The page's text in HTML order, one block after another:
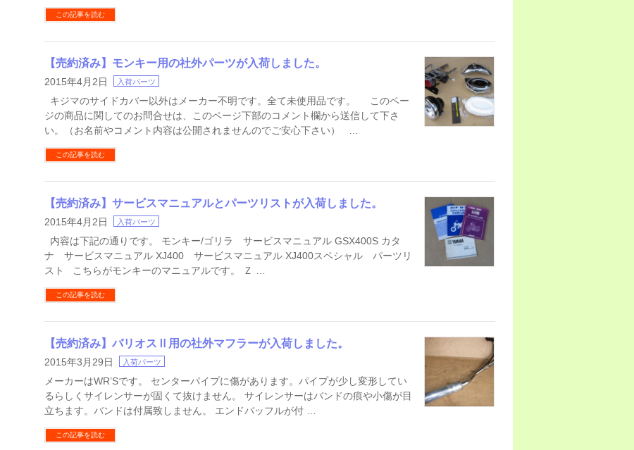
この記事を読む
【売約済み】モンキー用の社外パーツが入荷しました。
2015年4月2日 入荷パーツ
キジマのサイドカバー以外はメーカー不明です。全て未使用品です。 このペー
ジの商品に関してのお問合せは、このページ下部のコメント欄から送信して下さ
い。（お名前やコメント内容は公開されませんのでご安心下さい） …
この記事を読む
【売約済み】サービスマニュアルとパーツリストが入荷しました。
2015年4月2日 入荷パーツ
内容は下記の通りです。 モンキー/ゴリラ サービスマニュアル GSX400S カタ
ナ サービスマニュアル XJ400 サービスマニュアル XJ400スペシャル パーツリ
スト こちらがモンキーのマニュアルです。 Ｚ …
この記事を読む
【売約済み】バリオスⅡ用の社外マフラーが入荷しました。
2015年3月29日 入荷パーツ
メーカーはWR’Sです。 センターパイプに傷があります。パイプが少し変形してい
るらしくサイレンサーが固くて抜けません。 サイレンサーはバンドの痕や小傷が目
立ちます。バンドは付属致しません。 エンドバッフルが付 …
この記事を読む